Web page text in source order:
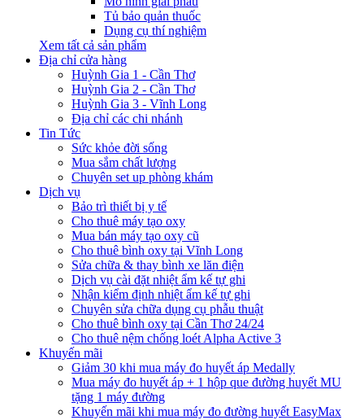
Tủ bảo quản thuốc
Dụng cụ thí nghiệm
Xem tất cả sản phẩm
Địa chỉ cửa hàng
Huỳnh Gia 1 - Cần Thơ
Huỳnh Gia 2 - Cần Thơ
Huỳnh Gia 3 - Vĩnh Long
Địa chỉ các chi nhánh
Tin Tức
Sức khỏe đời sống
Mua sắm chất lượng
Chuyên set up phòng khám
Dịch vụ
Bảo trì thiết bị y tế
Cho thuê máy tạo oxy
Mua bán máy tạo oxy cũ
Cho thuê bình oxy tại Vĩnh Long
Sửa chữa & thay bình xe lăn điện
Dịch vụ cài đặt nhiệt ẩm kế tự ghi
Nhận kiểm định nhiệt ẩm kế tự ghi
Chuyên sửa chữa dụng cụ phẫu thuật
Cho thuê bình oxy tại Cần Thơ 24/24
Cho thuê nệm chống loét Alpha Active 3
Khuyến mãi
Giảm 30 khi mua máy đo huyết áp Medally
Mua máy đo huyết áp + 1 hộp que đường huyết MU
tặng 1 máy đường
Khuyến mãi khi mua máy đo đường huyết EasyMax